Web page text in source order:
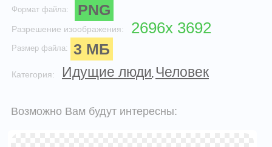
Формат файла: PNG
Разрешение изоображения: 2696x 3692
Размер файла: 3 МБ
Категория: Идущие люди Человек
Возможно Вам будут интересны: